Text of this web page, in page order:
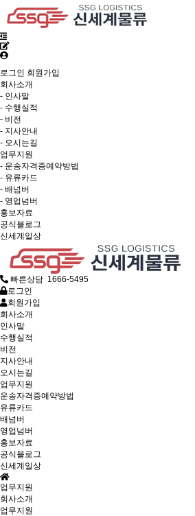
로그인 회원가입
회사소개
- 인사말
- 수행실적
- 비전
- 지사안내
- 오시는길
업무지원
- 운송자격증예약방법
- 유류카드
- 배넘버
- 영업넘버
홍보자료
공식블로그
신세계일상
빠른상담 1666-5495
로그인
회원가입
회사소개
인사말
수행실적
비전
지사안내
오시는길
업무지원
운송자격증예약방법
유류카드
배넘버
영업넘버
홍보자료
공식블로그
신세계일상
업무지원
회사소개
업무지원